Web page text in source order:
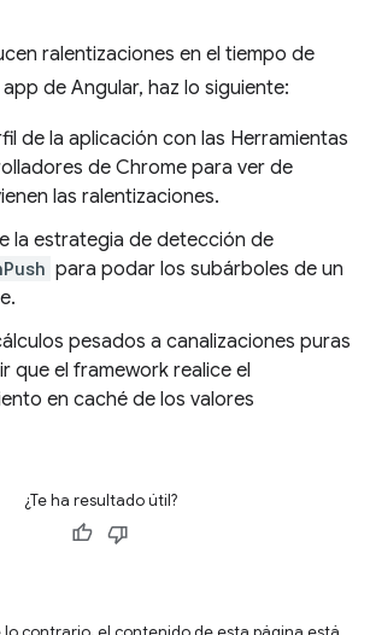
ralentizaciones en el tiempo de
de Angular, haz lo siguiente:
de la aplicación con las Herramientas
de Chrome para ver de
las ralentizaciones.
la estrategia de detección de
para podar los subárboles de un
pesados a canalizaciones puras
que el framework realice el
en caché de los valores
¿Te ha resultado útil?